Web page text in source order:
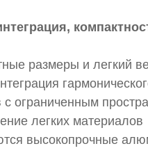
размеры и легкий
с ограниченным
легких материалов
высокопрочные